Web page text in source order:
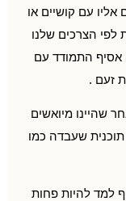
אליו עם קושיים או
לפי הצרכים שלנו
אסיף התמודד עם
זעם .
שהיינו מיואשים
תוכנית שעבדה כמו
למד להיות פחות